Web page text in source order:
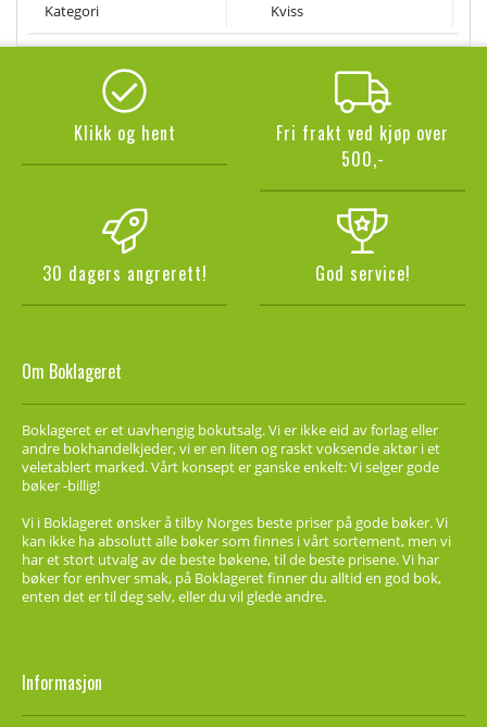
Kategori Kviss
Klikk og hent
Fri frakt ved kjøp over
500,-
30 dagers angrerett! God service!
Om Boklageret
Boklageret er et uavhengig bokutsalg. Vi er ikke eid av forlag eller
andre bokhandelkjeder, vi er en liten og raskt voksende aktør i et
veletablert marked. Vårt konsept er ganske enkelt: Vi selger gode
bøker -billig!
Vi i Boklageret ønsker å tilby Norges beste priser på gode bøker. Vi
kan ikke ha absolutt alle bøker som finnes i vårt sortement, men vi
har et stort utvalg av de beste bøkene, til de beste prisene. Vi har
bøker for enhver smak, på Boklageret finner du alltid en god bok,
enten det er til deg selv, eller du vil glede andre.
Informasjon